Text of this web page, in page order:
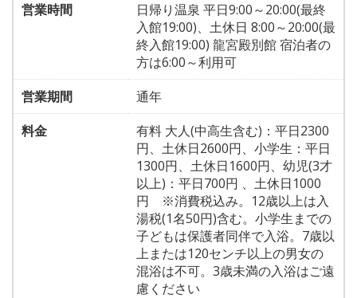
営業時間
日帰り温泉 平日9:00～20:00(最終
入館19:00)、土休日 8:00～20:00(最
終入館19:00) 龍宮殿別館 宿泊者の
方は6:00～利用可
営業期間
通年
料金
有料 大人(中高生含む)：平日2300
円、土休日2600円、小学生：平日
1300円、土休日1600円、幼児(3才
以上)：平日700円 、土休日1000
円 ※消費税込み。12歳以上は入
湯税(1名50円)含む。小学生までの
子どもは保護者同伴で入浴。7歳以
上または120センチ以上の男女の
混浴は不可。3歳未満の入浴はご遠
慮ください